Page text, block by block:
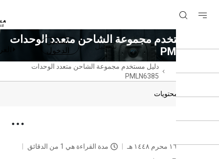
تسجيل
تسجيل
الدخول
مستخدم مجموعة الشاحن متعدد الوحدات
دليل مستخدم مجموعة الشاحن متعدد الوحدات
PMLN6385
المحتويات
بنا
١٦ محرم ١٤٤٨ هـ
مدة القراءة هي 1 من الدقائق